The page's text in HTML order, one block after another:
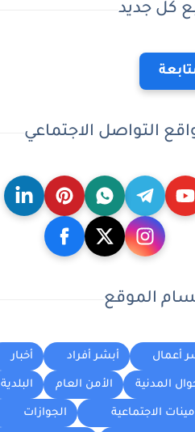
كل جديد
التواصل الاجتماعي
الموقع
أعمال أبشر أفراد أخبار
المدنية الأمن العام البلدية
الاجتماعية الجوازات